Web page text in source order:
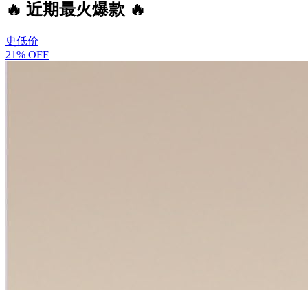
🔥 近期最火爆款 🔥
史低价
21% OFF